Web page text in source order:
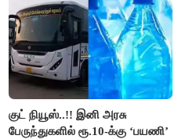
குட் நியூஸ்..!! இனி அரசு
பேருந்துகளில் ரூ.10-க்கு ‘பயணி’